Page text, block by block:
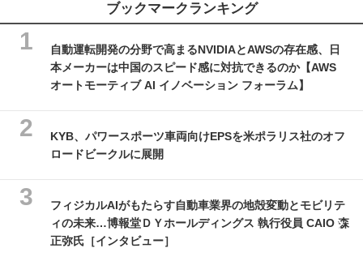
ブックマークランキング
自動運転開発の分野で高まるNVIDIAとAWSの存在感、日
本メーカーは中国のスピード感に対抗できるのか【AWS
オートモーティブ AI イノベーション フォーラム】
KYB、パワースポーツ車両向けEPSを米ポラリス社のオフ
ロードビークルに展開
フィジカルAIがもたらす自動車業界の地殻変動とモビリテ
ィの未来…博報堂ＤＹホールディングス 執行役員 CAIO 森
正弥氏［インタビュー］